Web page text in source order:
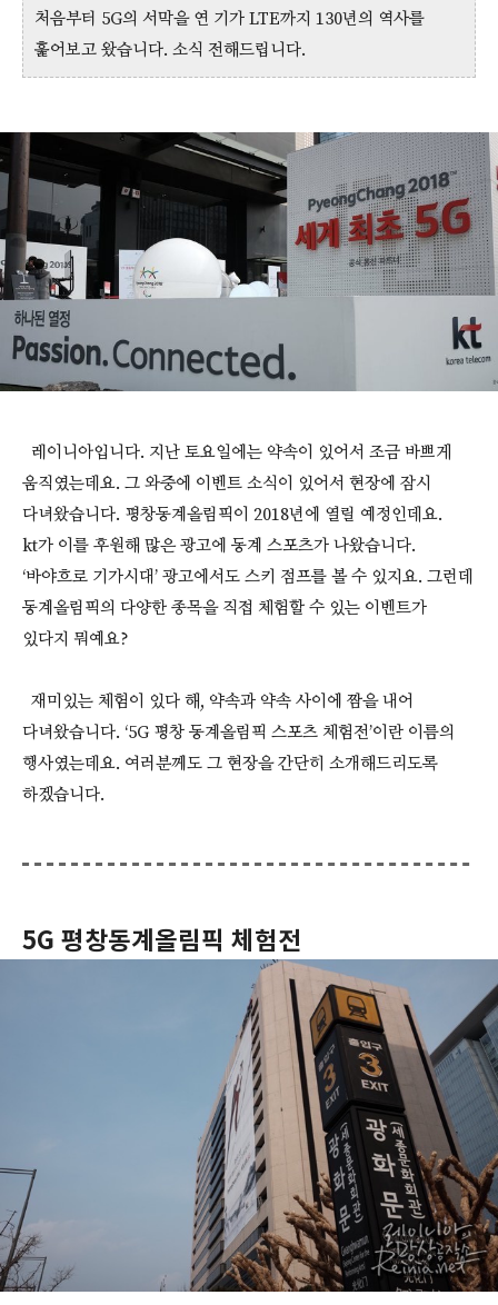
처음부터 5G의 서막을 연 기가 LTE까지 130년의 역사를
훑어보고 왔습니다. 소식 전해드립니다.
레이니아입니다. 지난 토요일에는 약속이 있어서 조금 바쁘게
움직였는데요. 그 와중에 이벤트 소식이 있어서 현장에 잠시
다녀왔습니다. 평창동계올림픽이 2018년에 열릴 예정인데요.
kt가 이를 후원해 많은 광고에 동계 스포츠가 나왔습니다.
‘바야흐로 기가시대’ 광고에서도 스키 점프를 볼 수 있지요. 그런데
동계올림픽의 다양한 종목을 직접 체험할 수 있는 이벤트가
있다지 뭐예요?
재미있는 체험이 있다 해, 약속과 약속 사이에 짬을 내어
다녀왔습니다. ‘5G 평창 동계올림픽 스포츠 체험전’이란 이름의
행사였는데요. 여러분께도 그 현장을 간단히 소개해드리도록
하겠습니다.
5G 평창동계올림픽 체험전